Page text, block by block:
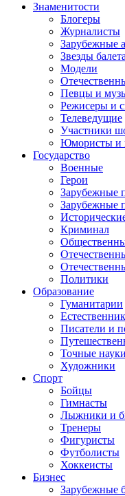
Знаменитости
Блогеры
Журналисты
Зарубежные
Звезды балета
Модели
Певцы и
Режисеры и
Телеведущие
Участники
Юмористы и
Государство
Военные
Герои
Зарубежные
Зарубежные
Криминал
Политики
Образование
Гуманитарии
Писатели и
Точные науки
Художники
Спорт
Бойцы
Гимнасты
Лыжники и
Тренеры
Фигуристы
Футболисты
Хоккеисты
Бизнес
Зарубежные